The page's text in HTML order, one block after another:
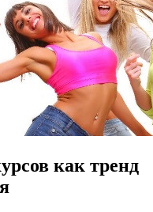
как тренд